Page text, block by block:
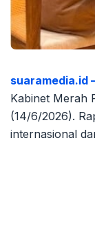
suaramedia.id
Kabinet Merah
(14/6/2026).
internasional